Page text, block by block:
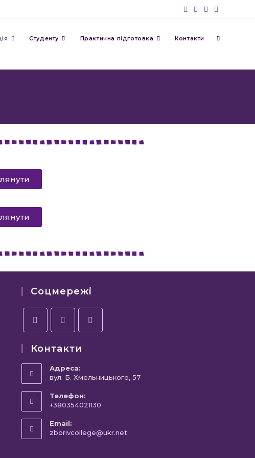
Студенту Практична підготовка Контакти
Соцмережі
Контакти
Адреса:
вул. Б. Хмельницького, 57
Телефон:
+380354021130
Email:
zborivcollege@ukr.net